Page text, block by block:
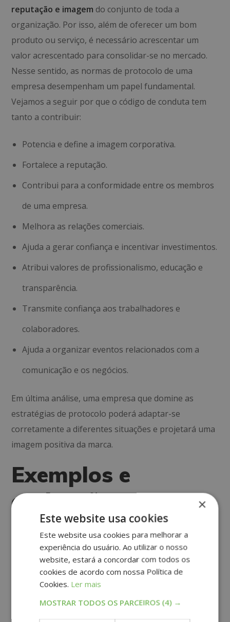
reputação e imagem do conjunto de toda a
organização. Por isso, além de oferecer um bom
produto ou serviço, é necessário acrescentar um
valor acrescentado para consolidar-se no mercado.
Nesse sentido, as normas de protocolo de uma
empresa desempenham um papel fundamental.
Vejamos a seguir por que o código de conduta tem
tanto a contribuir:
Potencia e define a imagem corporativa.
Fortalece a reputação.
Contribui para a conformidade entre os membros
de uma empresa.
Melhora as relações comerciais.
Ajuda a gerar confiança e incentivar investimentos.
Atribui valores de profissionalismo, educação e
transparência.
Transmite confiança aos trabalhadores e
colaboradores.
Ajuda a organizar eventos relacionados com a
comunicação e os negócios.
Em última análise, uma empresa que domine as
estratégias de protocolo poderá adaptar-se
corretamente a diferentes situações e projetará uma
imagem positiva da marca.
Exemplos e
aplicações das
pautas de
protocolo
Como mencionamos, o protocolo empresarial
envolve a maneira de comunicar e comportar-se, pois
×
Este website usa cookies
Este website usa cookies para melhorar a
experiência do usuário. Ao utilizar o nosso
website, estará a concordar com todos os
cookies de acordo com nossa Política de
Cookies. Ler mais
MOSTRAR TODOS OS PARCEIROS (4) →